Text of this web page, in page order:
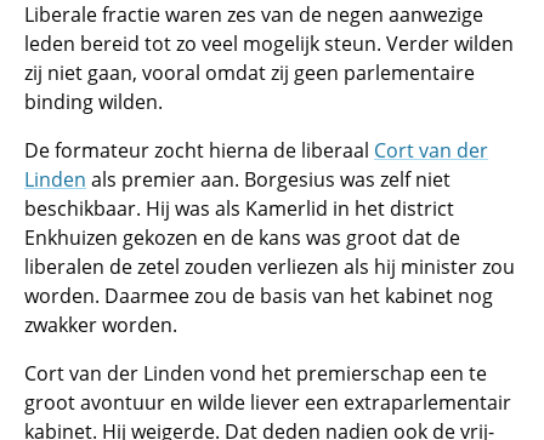
Liberale fractie waren zes van de negen aanwezige
leden bereid tot zo veel mogelijk steun. Verder wilden
zij niet gaan, vooral omdat zij geen parlementaire
binding wilden.
De formateur zocht hierna de liberaal Cort van der
Linden als premier aan. Borgesius was zelf niet
beschikbaar. Hij was als Kamerlid in het district
Enkhuizen gekozen en de kans was groot dat de
liberalen de zetel zouden verliezen als hij minister zou
worden. Daarmee zou de basis van het kabinet nog
zwakker worden.
Cort van der Linden vond het premierschap een te
groot avontuur en wilde liever een extraparlementair
kabinet. Hij weigerde. Dat deden nadien ook de vrij-